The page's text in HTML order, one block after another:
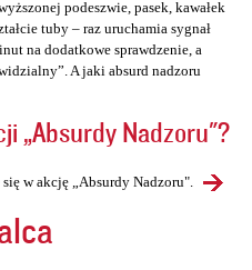
podeszwie, pasek, kawałek
tuby – raz uruchamia sygnał
na dodatkowe sprawdzenie, a
A jaki absurd nadzoru
„Absurdy Nadzoru"?
w akcję „Absurdy Nadzoru".